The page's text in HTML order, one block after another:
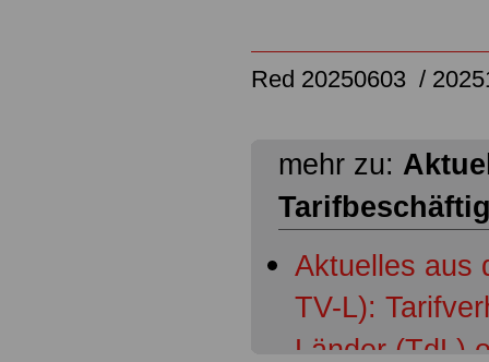
Red 20250603 /
mehr zu:
Aktuelles aus
TV-L):
Länder (TdL)